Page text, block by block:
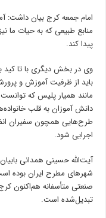
امام جمعه کرج بیان
منابع طبیعی که به حیات ما
پیدا کند.
وی در بخش دیگری با تا کید
باید از ظرفیت آموزش‌ و
مانند همیار پلیس که توانست
دانش آموزان به قلب
طرح‌هایی همچون سفیران
اجرایی شود.
آیت‌الله حسینی همدانی
شهرهای مطرح ایران بوده
صنعتی متأسفانه هم‌اکنون
تبدیل‌شده است.